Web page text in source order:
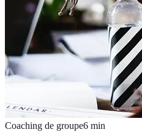
Coaching de groupe6 min